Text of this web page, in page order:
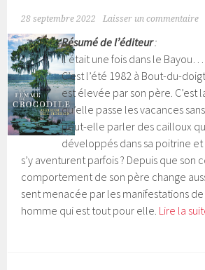
28 septembre 2022 Laisser un commentaire
Résumé de l’éditeur:
Il était une fois dans le Bayou…
C’est l’été 1982 à Bout-du-
est élevée par son père. C’est
qu’elle passe les vacances
peut-elle parler des cailloux
développés dans sa poitrine
s’y aventurent parfois ? Depuis que son
comportement de son père change
sent menacée par les manifestations
homme qui est tout pour elle. Lire la